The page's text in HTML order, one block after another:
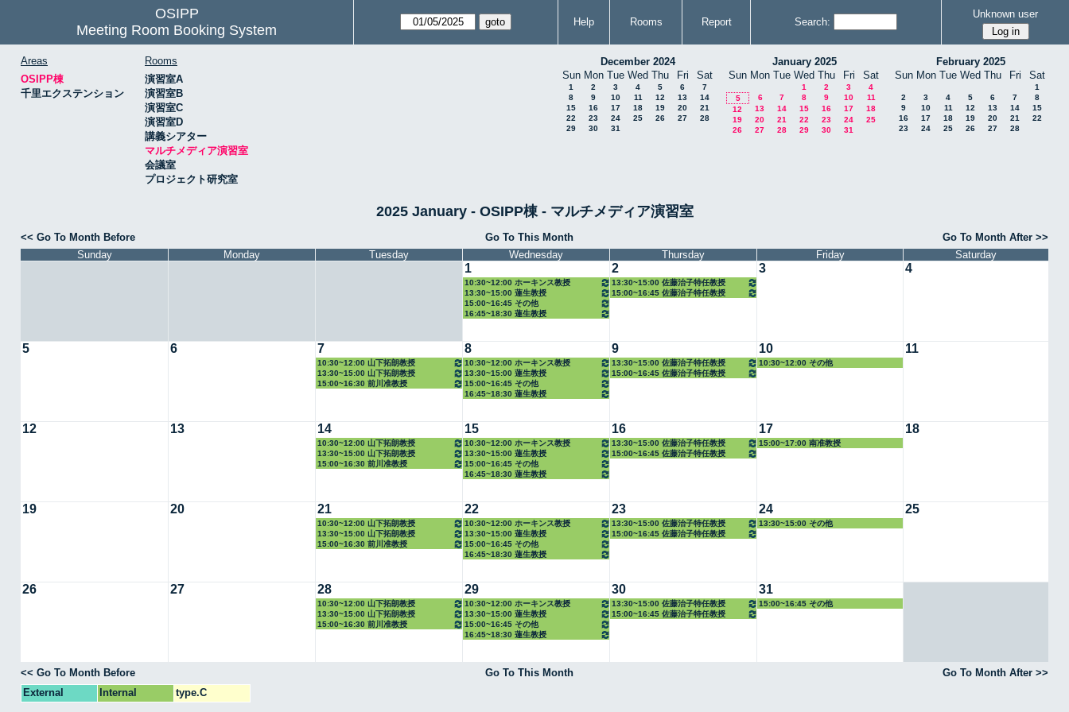
OSIPP
Meeting Room Booking System
Help Rooms Report Search:
Unknown user
Areas
OSIPP棟
千里エクステンション
Rooms
演習室A
演習室B
演習室C
演習室D
講義シアター
マルチメディア演習室
会議室
プロジェクト研究室
December 2024
Sun Mon Tue Wed Thu Fri Sat
1 2 3 4 5 6
7
8
9 10 11 12 13
14
15
16 17 18 19 20
21
22
23 24 25 26 27
28
29
30 31
January 2025
Sun Mon Tue Wed Thu Fri Sat
1 2 3
4
5
6 7 8 9 10
11
12
13 14 15 16 17
18
19
20 21 22 23 24
25
26
27 28 29 30 31
February 2025
Sun Mon Tue Wed Thu Fri Sat
1
2
3 4 5 6 7
8
9
10 11 12 13 14
15
16
17 18 19 20 21
22
23
24 25 26 27 28
2025 January - OSIPP棟 - マルチメディア演習室
<< Go To Month Before Go To This Month
Go To Month After >>
Sunday
Monday Tuesday Wednesday Thursday Friday Saturday
1
10:30~12:00 ホーキンス教授
13:30~15:00 蓮生教授
15:00~16:45 その他
16:45~18:30 蓮生教授
2
13:30~15:00 佐藤治子特任教授
15:00~16:45 佐藤治子特任教授
3 4
5 6 7
10:30~12:00 山下拓朗教授
13:30~15:00 山下拓朗教授
15:00~16:30 前川准教授
8
10:30~12:00 ホーキンス教授
13:30~15:00 蓮生教授
15:00~16:45 その他
16:45~18:30 蓮生教授
9
13:30~15:00 佐藤治子特任教授
15:00~16:45 佐藤治子特任教授
10
10:30~12:00 その他
11
12 13 14
10:30~12:00 山下拓朗教授
13:30~15:00 山下拓朗教授
15:00~16:30 前川准教授
15
10:30~12:00 ホーキンス教授
13:30~15:00 蓮生教授
15:00~16:45 その他
16:45~18:30 蓮生教授
16
13:30~15:00 佐藤治子特任教授
15:00~16:45 佐藤治子特任教授
17
15:00~17:00 南准教授
18
19 20 21
10:30~12:00 山下拓朗教授
13:30~15:00 山下拓朗教授
15:00~16:30 前川准教授
22
10:30~12:00 ホーキンス教授
13:30~15:00 蓮生教授
15:00~16:45 その他
16:45~18:30 蓮生教授
23
13:30~15:00 佐藤治子特任教授
15:00~16:45 佐藤治子特任教授
24
13:30~15:00 その他
25
26 27 28
10:30~12:00 山下拓朗教授
13:30~15:00 山下拓朗教授
15:00~16:30 前川准教授
29
10:30~12:00 ホーキンス教授
13:30~15:00 蓮生教授
15:00~16:45 その他
16:45~18:30 蓮生教授
30
13:30~15:00 佐藤治子特任教授
15:00~16:45 佐藤治子特任教授
31
15:00~16:45 その他
<< Go To Month Before Go To This Month
Go To Month After >>
External
Internal type.C